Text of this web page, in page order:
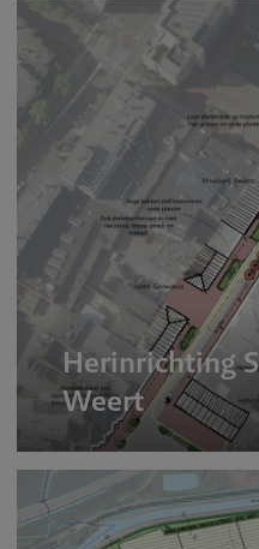
Herinrichting
Weert